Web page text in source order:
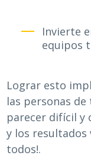
Invierte
equipos
Lograr esto
las personas
parecer difícil y
y los resultados
todos!.